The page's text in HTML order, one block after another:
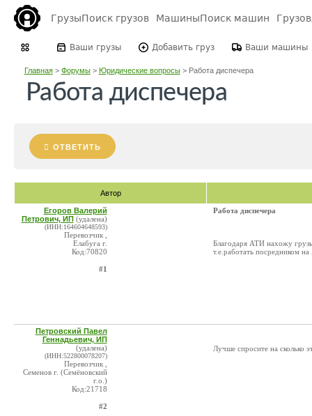
ГрузыПоиск грузов МашиныПоиск машин
Ваши грузы Добавить груз Ваши машины
Главная> Форумы> Юридические вопросы> Работа диспечера
Работа диспечера
ОТВЕТИТЬ
Автор
Егоров Валерий
Петрович, ИП (удалена)
(ИНН:164604648593)
Перевозчик ,
Елабуга г.
Код:70820
#1
Работа диспечера
Благодаря АТИ нахожу
т.е.работать посредником
Петровский Павел
Геннадьевич, ИП
(удалена)
(ИНН:522800078207)
Перевозчик ,
Семенов г. (Семёновский
г.о.)
Код:21718
#2
Лучше спросите на сколько